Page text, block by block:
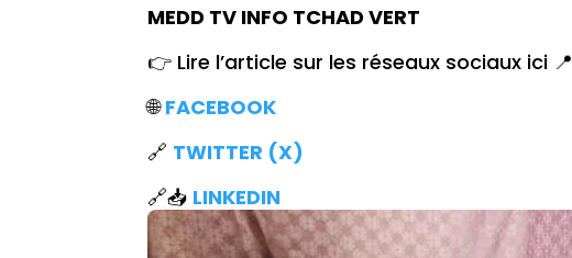
MEDD TV INFO TCHAD VERT
👉 Lire l’article sur les réseaux sociaux ici 📍
🌐FACEBOOK
🔗 TWITTER (X)
🔗📥 LINKEDIN